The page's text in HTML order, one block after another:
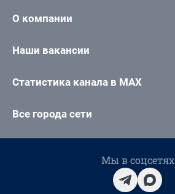
О компании
Наши вакансии
Статистика канала в MAX
Все города сети
Мы в соцсетях